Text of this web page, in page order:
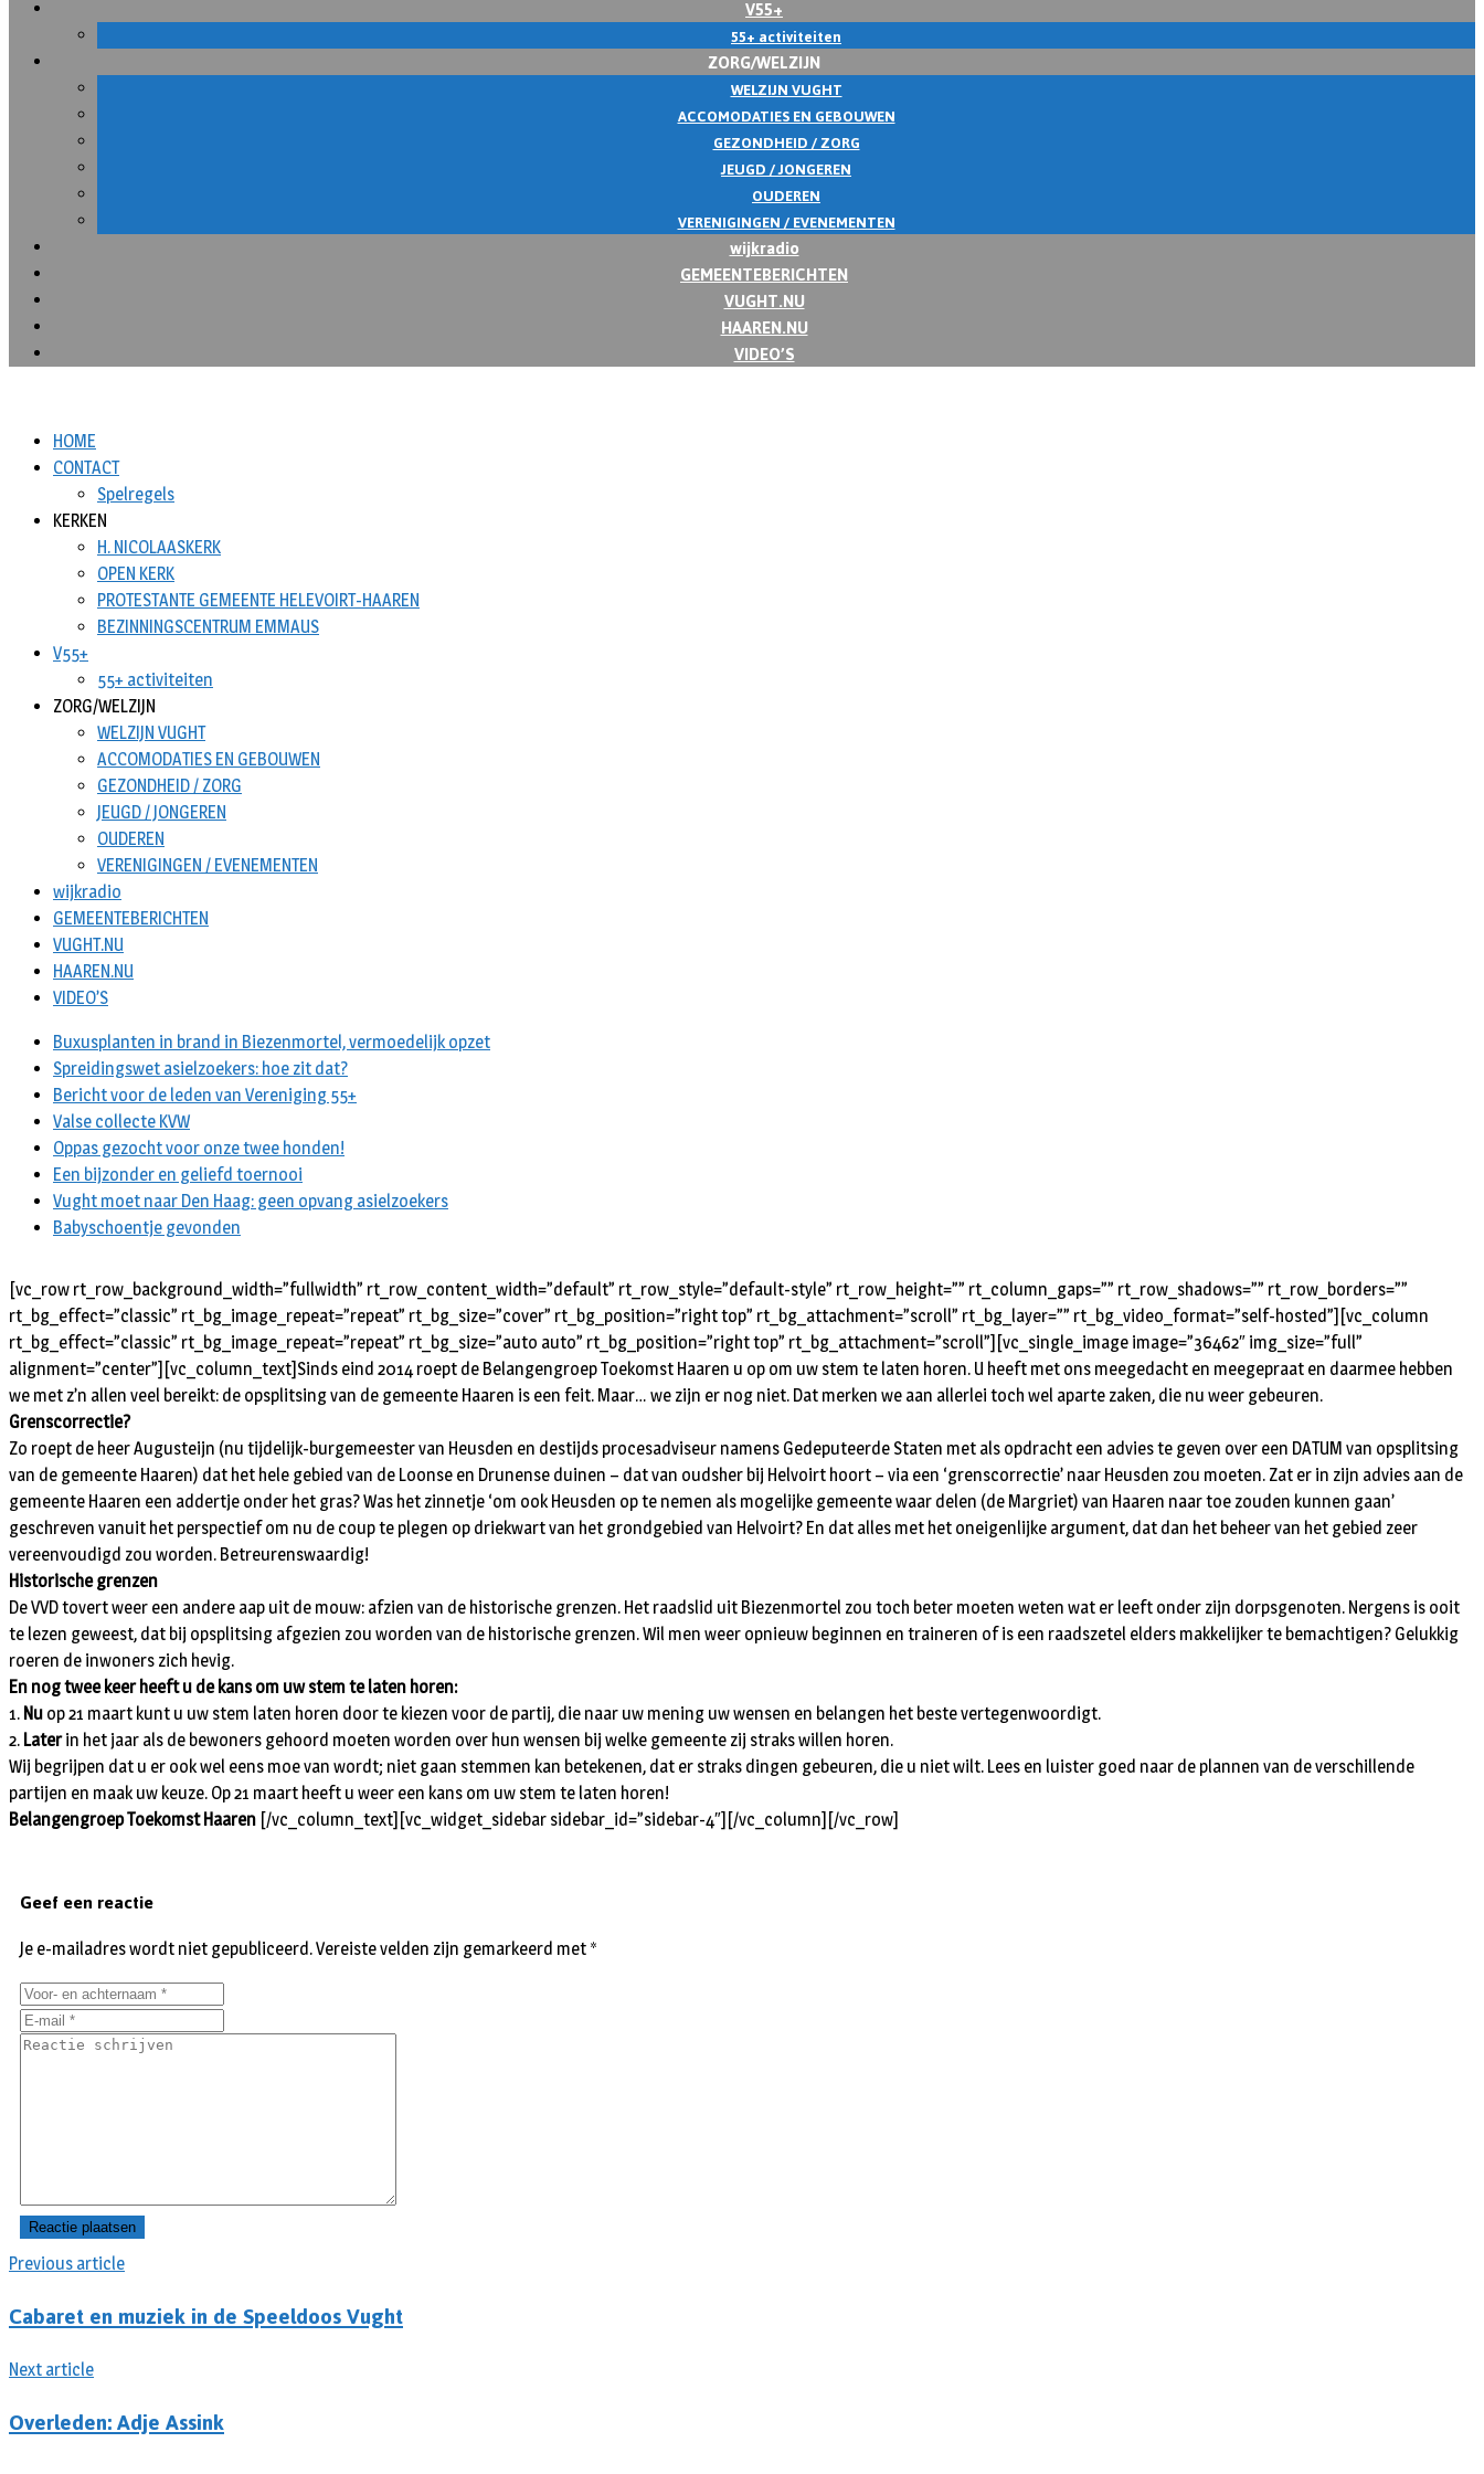
V55+
55+ activiteiten
ZORG/WELZIJN
WELZIJN VUGHT
ACCOMODATIES EN GEBOUWEN
GEZONDHEID / ZORG
JEUGD / JONGEREN
OUDEREN
VERENIGINGEN / EVENEMENTEN
wijkradio
GEMEENTEBERICHTEN
VUGHT.NU
HAAREN.NU
VIDEO’S
HOME
CONTACT
Spelregels
KERKEN
H. NICOLAASKERK
OPEN KERK
PROTESTANTE GEMEENTE HELEVOIRT-HAAREN
BEZINNINGSCENTRUM EMMAUS
V55+
55+ activiteiten
ZORG/WELZIJN
WELZIJN VUGHT
ACCOMODATIES EN GEBOUWEN
GEZONDHEID / ZORG
JEUGD / JONGEREN
OUDEREN
VERENIGINGEN / EVENEMENTEN
wijkradio
GEMEENTEBERICHTEN
VUGHT.NU
HAAREN.NU
VIDEO’S
Buxusplanten in brand in Biezenmortel, vermoedelijk opzet
Spreidingswet asielzoekers: hoe zit dat?
Bericht voor de leden van Vereniging 55+
Valse collecte KVW
Oppas gezocht voor onze twee honden!
Een bijzonder en geliefd toernooi
Vught moet naar Den Haag: geen opvang asielzoekers
Babyschoentje gevonden
[vc_row rt_row_background_width=”fullwidth” rt_row_content_width=”default” rt_row_style=”default-style” rt_row_height=”” rt_column_gaps=”” rt_row_shadows=”” rt_row_borders=””
rt_bg_effect=”classic” rt_bg_image_repeat=”repeat” rt_bg_size=”cover” rt_bg_position=”right top” rt_bg_attachment=”scroll” rt_bg_layer=”” rt_bg_video_format=”self-hosted”][vc_column
rt_bg_effect=”classic” rt_bg_image_repeat=”repeat” rt_bg_size=”auto auto” rt_bg_position=”right top” rt_bg_attachment=”scroll”][vc_single_image image=”36462″ img_size=”full”
alignment=”center”][vc_column_text]Sinds eind 2014 roept de Belangengroep Toekomst Haaren u op om uw stem te laten horen. U heeft met ons meegedacht en meegepraat en daarmee hebben
we met z’n allen veel bereikt: de opsplitsing van de gemeente Haaren is een feit. Maar… we zijn er nog niet. Dat merken we aan allerlei toch wel aparte zaken, die nu weer gebeuren.
Grenscorrectie?
Zo roept de heer Augusteijn (nu tijdelijk-burgemeester van Heusden en destijds procesadviseur namens Gedeputeerde Staten met als opdracht een advies te geven over een DATUM van opsplitsing
van de gemeente Haaren) dat het hele gebied van de Loonse en Drunense duinen – dat van oudsher bij Helvoirt hoort – via een ‘grenscorrectie’ naar Heusden zou moeten. Zat er in zijn advies aan de
gemeente Haaren een addertje onder het gras? Was het zinnetje ‘om ook Heusden op te nemen als mogelijke gemeente waar delen (de Margriet) van Haaren naar toe zouden kunnen gaan’
geschreven vanuit het perspectief om nu de coup te plegen op driekwart van het grondgebied van Helvoirt? En dat alles met het oneigenlijke argument, dat dan het beheer van het gebied zeer
vereenvoudigd zou worden. Betreurenswaardig!
Historische grenzen
De VVD tovert weer een andere aap uit de mouw: afzien van de historische grenzen. Het raadslid uit Biezenmortel zou toch beter moeten weten wat er leeft onder zijn dorpsgenoten. Nergens is ooit
te lezen geweest, dat bij opsplitsing afgezien zou worden van de historische grenzen. Wil men weer opnieuw beginnen en traineren of is een raadszetel elders makkelijker te bemachtigen? Gelukkig
roeren de inwoners zich hevig.
En nog twee keer heeft u de kans om uw stem te laten horen:
1. Nu op 21 maart kunt u uw stem laten horen door te kiezen voor de partij, die naar uw mening uw wensen en belangen het beste vertegenwoordigt.
2. Laterin het jaar als de bewoners gehoord moeten worden over hun wensen bij welke gemeente zij straks willen horen.
Wij begrijpen dat u er ook wel eens moe van wordt; niet gaan stemmen kan betekenen, dat er straks dingen gebeuren, die u niet wilt. Lees en luister goed naar de plannen van de verschillende
partijen en maak uw keuze. Op 21 maart heeft u weer een kans om uw stem te laten horen!
Belangengroep Toekomst Haaren [/vc_column_text][vc_widget_sidebar sidebar_id=”sidebar-4″][/vc_column][/vc_row]
Previous article
Cabaret en muziek in de Speeldoos Vught
Next article
Overleden: Adje Assink
Geef een reactie
Je e-mailadres wordt niet gepubliceerd.Vereiste velden zijn gemarkeerd met *